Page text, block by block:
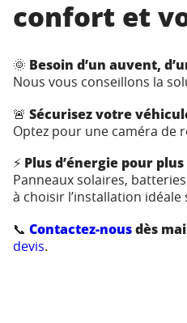
confort et
🌞 Besoin d’un auvent,
Nous vous conseillons la
🚨 Sécurisez votre
Optez pour une caméra de
⚡ Plus d’énergie pour
Panneaux solaires,
à choisir l’installation idéale
📞 Contactez-nousdès
devis.